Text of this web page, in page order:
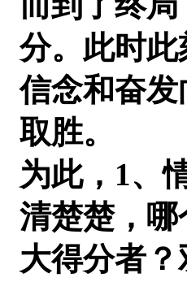
分。此时
信念和奋
取胜。
为此，1、
清楚楚，
大得分者